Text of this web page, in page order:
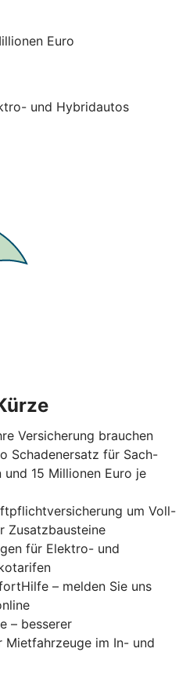
Euro
und Hybridautos
Versicherung brauchen
Schadenersatz für Sach-
und 15 Millionen Euro je
um Voll-
Zusatzbausteine
für Elektro- und
– melden Sie uns
– besserer
Mietfahrzeuge im In- und